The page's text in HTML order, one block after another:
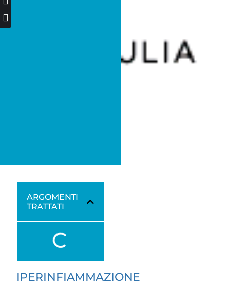
ARGOMENTI
TRATTATI
IPERINFIAMMAZIONE